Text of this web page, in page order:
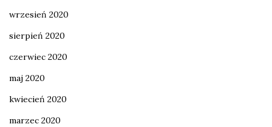
wrzesień 2020
sierpień 2020
czerwiec 2020
maj 2020
kwiecień 2020
marzec 2020